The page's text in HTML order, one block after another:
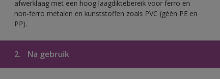
afwerklaag met een hoog laagdiktebereik voor ferro en
non-ferro metalen en kunststoffen zoals PVC (géén PE en
PP).
2. Na gebruik